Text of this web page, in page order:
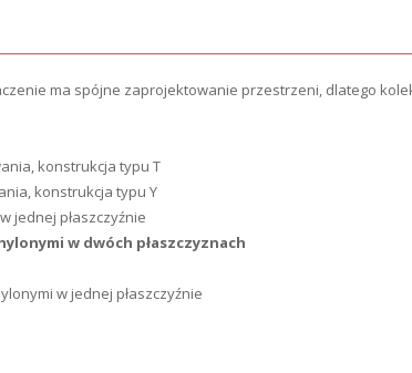
ma spójne zaprojektowanie przestrzeni, dlatego
konstrukcja typu T
konstrukcja typu Y
jednej płaszczyźnie
w dwóch płaszczyznach
w jednej płaszczyźnie